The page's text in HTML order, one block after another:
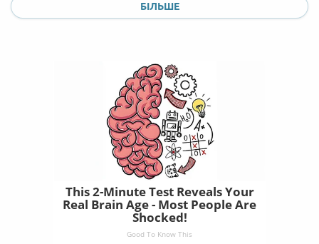
БІЛЬШЕ
This 2-Minute Test Reveals Your
Real Brain Age - Most People Are
Shocked!
Good To Know This